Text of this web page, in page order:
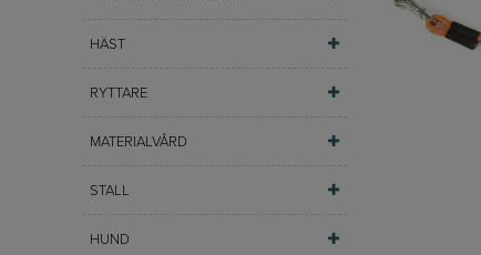
HÄST
RYTTARE
MATERIALVÅRD
STALL
HUND